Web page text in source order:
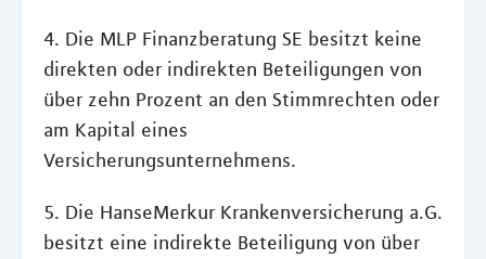
4. Die MLP Finanzberatung SE besitzt keine
direkten oder indirekten Beteiligungen von
über zehn Prozent an den Stimmrechten oder
am Kapital eines
Versicherungsunternehmens.
5. Die HanseMerkur Krankenversicherung a.G.
besitzt eine indirekte Beteiligung von über